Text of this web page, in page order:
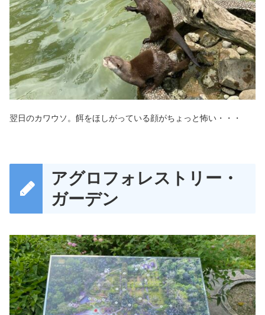
翌日のカワウソ。餌をほしがっている顔がちょっと怖い・・・
アグロフォレストリー・
ガーデン